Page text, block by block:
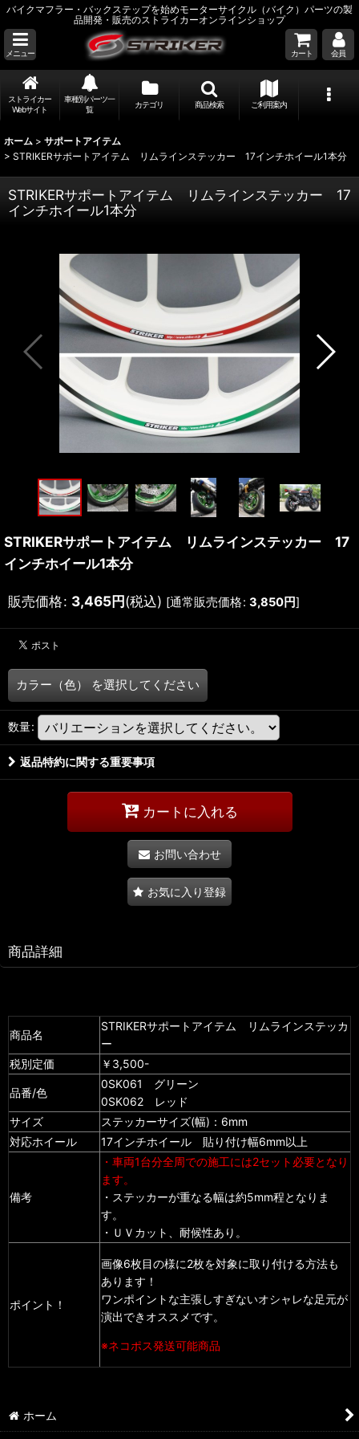
バイクマフラー・バックステップを始めモーターサイクル（バイク）パーツの製
品開発・販売のストライカーオンラインショップ
メニュー カート 会員
ストライカー
Webサイト
車種別パーツ一
覧
カテゴリ 商品検索 ご利用案内
ホーム > サポートアイテム
> STRIKERサポートアイテム リムラインステッカー 17インチホイール1本分
STRIKERサポートアイテム リムラインステッカー 17
インチホイール1本分
STRIKERサポートアイテム リムラインステッカー 17
インチホイール1本分
販売価格: 3,465円(税込) [通常販売価格: 3,850円]
カラー（色） を選択してください
数量:
返品特約に関する重要事項
カートに入れる
お問い合わせ
お気に入り登録
商品詳細
商品名
STRIKERサポートアイテム リムラインステッカ
ー
税別定価
￥3,500-
品番/色
0SK061 グリーン
0SK062 レッド
サイズ
ステッカーサイズ(幅)：6mm
対応ホイール
17インチホイール 貼り付け幅6mm以上
備考
・車両1台分全周での施工には2セット必要となり
ます。
・ステッカーが重なる幅は約5mm程となりま
す。
・ＵＶカット、耐候性あり。
ポイント！
画像6枚目の様に2枚を対象に取り付ける方法も
あります！
ワンポイントな主張しすぎないオシャレな足元が
演出できオススメです。
※ネコポス発送可能商品
ホーム